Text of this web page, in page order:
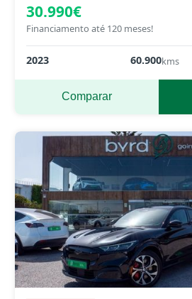
30.990€
Financiamento até 120 meses!
2023 60.900kms
Comparar